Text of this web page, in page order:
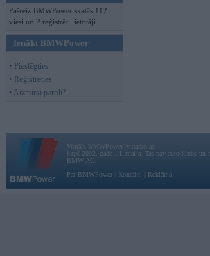
Pašreiz BMWPower skatās 112
viesi un 2 reģistrēti lietotāji.
Ienākt BMWPower
• Pieslēgties
• Reģistrēties
• Aizmirsi paroli?
Vortāls BMWPower.lv darbojas
kopš 2002. gada 14. maija. Tas nav auto klubs un
BMW AG.
Par BMWPower
Kontakti Reklāma